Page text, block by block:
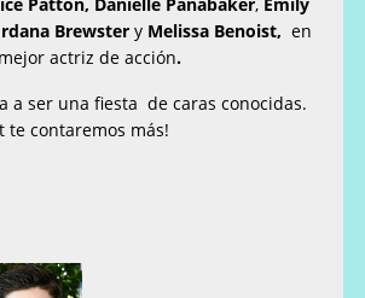
Brewster y Melissa Benoist, en
actriz de acción.
a ser una fiesta de caras conocidas.
te contaremos más!